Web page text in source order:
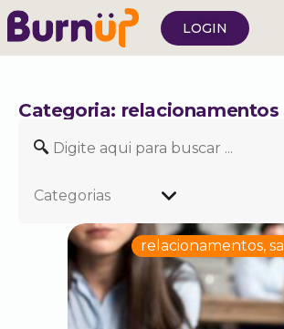
LOGIN
Categoria: relacionamentos
Categorias
relacionamentos,